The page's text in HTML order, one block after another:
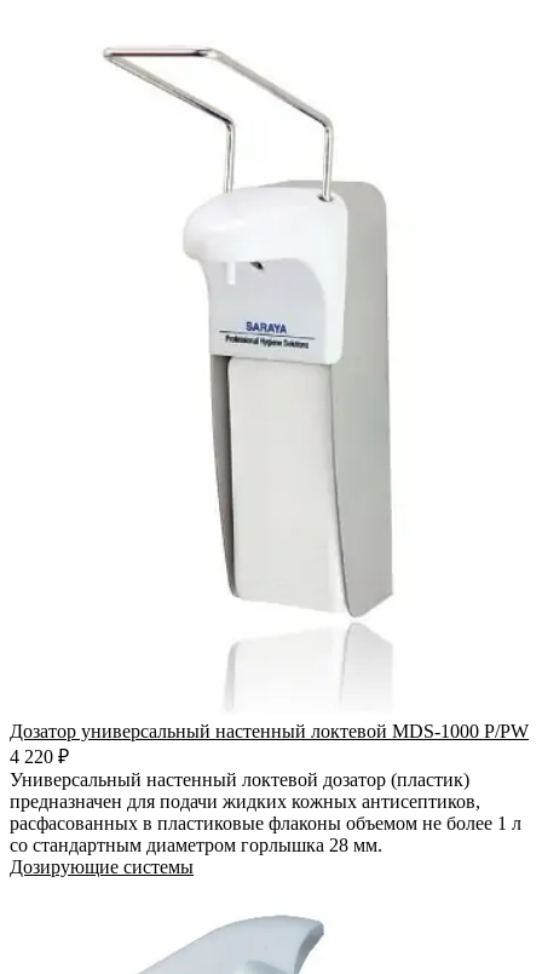
Дозатор универсальный настенный локтевой MDS-1000 P/PW
4 220 ₽
Универсальный настенный локтевой дозатор (пластик)
предназначен для подачи жидких кожных антисептиков,
расфасованных в пластиковые флаконы объемом не более 1 л
со стандартным диаметром горлышка 28 мм.
Дозирующие системы